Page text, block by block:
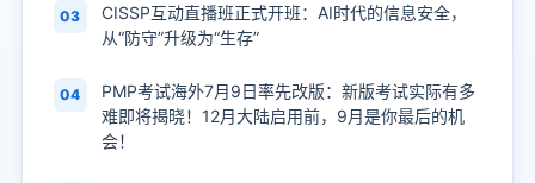
03
CISSP互动直播班正式开班：AI时代的信息安全，
从“防守”升级为“生存”
04
PMP考试海外7月9日率先改版：新版考试实际有多
难即将揭晓！12月大陆启用前，9月是你最后的机
会！